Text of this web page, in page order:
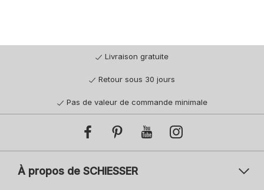
Livraison gratuite
Retour sous 30 jours
Pas de valeur de commande minimale
À propos de SCHIESSER